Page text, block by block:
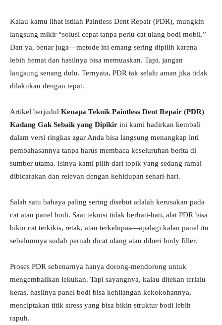
Kalau kamu lihat istilah Paintless Dent Repair (PDR), mungkin
langsung mikir “solusi cepat tanpa perlu cat ulang bodi mobil.”
Dan ya, benar juga—metode ini emang sering dipilih karena
lebih hemat dan hasilnya bisa memuaskan. Tapi, jangan
langsung senang dulu. Ternyata, PDR tak selalu aman jika tidak
dilakukan dengan tepat.
Artikel berjudul Kenapa Teknik Paintless Dent Repair (PDR)
Kadang Gak Sebaik yang Dipikir ini kami hadirkan kembali
dalam versi ringkas agar Anda bisa langsung menangkap inti
pembahasannya tanpa harus membaca keseluruhan berita di
sumber utama. Isinya kami pilih dari topik yang sedang ramai
dibicarakan dan relevan dengan kehidupan sehari-hari.
Salah satu bahaya paling sering disebut adalah kerusakan pada
cat atau panel bodi. Saat teknisi tidak berhati-hati, alat PDR bisa
bikin cat terkikis, retak, atau terkelupas—apalagi kalau panel itu
sebelumnya sudah pernah dicat ulang atau diberi body filler.
Proses PDR sebenarnya hanya dorong-mendorong untuk
mengembalikan lekukan. Tapi sayangnya, kalau ditekan terlalu
keras, hasilnya panel bodi bisa kehilangan kekokohannya,
menciptakan titik stress yang bisa bikin struktur bodi lebih
rapuh.